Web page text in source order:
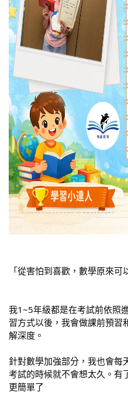
「從害怕到喜歡，數學原來可
我1~5年級都是在考試前依照
習方式以後，我會做課前預習
解深度。
針對數學加強部分，我也會每
考試的時候就不會想太久。有
更簡單了